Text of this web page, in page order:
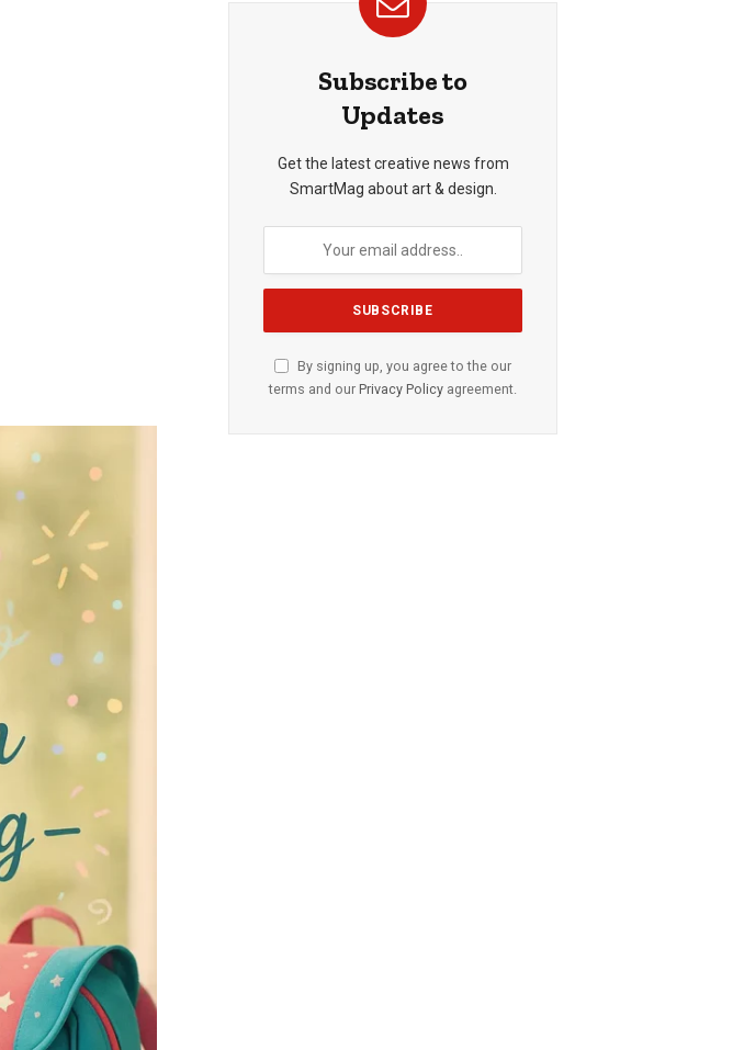
Subscribe to
Updates
Get the latest creative news from
SmartMag about art & design.
By signing up, you agree to the our
terms and our Privacy Policy agreement.